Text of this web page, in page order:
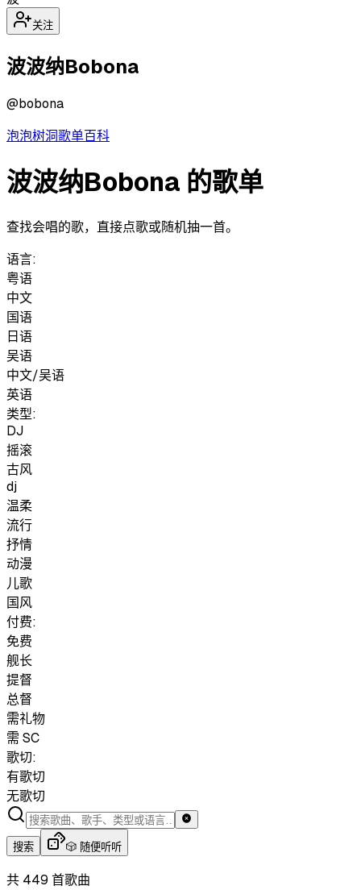
关注
波波纳Bobona
@bobona
泡泡树洞歌单百科
波波纳Bobona 的歌单
查找会唱的歌，直接点歌或随机抽一首。
语言:
粤语
中文
国语
日语
吴语
中文/吴语
英语
类型:
DJ
摇滚
古风
dj
温柔
流行
抒情
动漫
儿歌
国风
付费:
免费
舰长
提督
总督
需礼物
需 SC
歌切:
有歌切
无歌切
搜索 🎲 随便听听
共 449 首歌曲